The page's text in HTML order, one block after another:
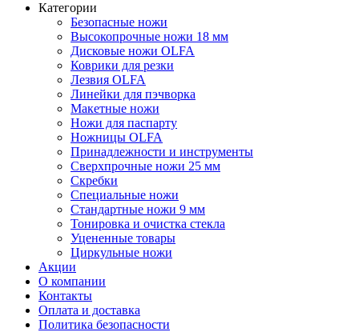
Категории
Безопасные ножи
Высокопрочные ножи 18 мм
Дисковые ножи OLFA
Коврики для резки
Лезвия OLFA
Линейки для пэчворка
Макетные ножи
Ножи для паспарту
Ножницы OLFA
Принадлежности и инструменты
Сверхпрочные ножи 25 мм
Скребки
Специальные ножи
Стандартные ножи 9 мм
Тонировка и очистка стекла
Уцененные товары
Циркульные ножи
Акции
О компании
Контакты
Оплата и доставка
Политика безопасности